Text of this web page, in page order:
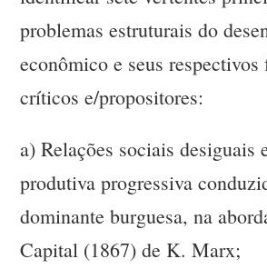
problemas estruturais do
econômico e seus respectivos
críticos e/propositores:
a) Relações sociais desiguais
produtiva progressiva
dominante burguesa, na
Capital (1867) de K. Marx;